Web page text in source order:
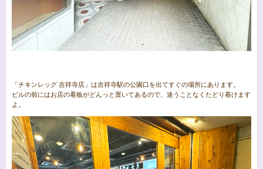
「チキンレッグ 吉祥寺店」は吉祥寺駅の公園口を出てすぐの場所にあります。
ビルの前にはお店の看板がどんっと置いてあるので、迷うことなくたどり着けます
よ。